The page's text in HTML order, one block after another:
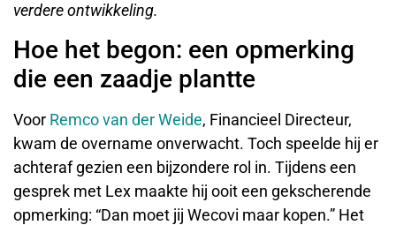
verdere ontwikkeling.
Hoe het begon: een opmerking
die een zaadje plantte
Voor Remco van der Weide, Financieel Directeur,
kwam de overname onverwacht. Toch speelde hij er
achteraf gezien een bijzondere rol in. Tijdens een
gesprek met Lex maakte hij ooit een gekscherende
opmerking: “Dan moet jij Wecovi maar kopen.” Het